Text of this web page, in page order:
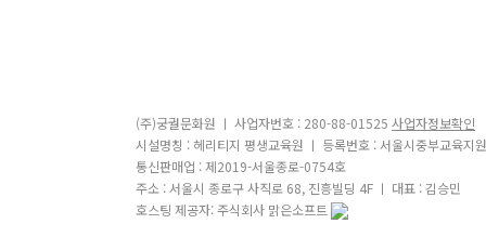
(주)궁궐문화원 ㅣ 사업자번호 : 280-88-01525 사업자정보확인
시설명칭 : 헤리티지 평생교육원 ㅣ 등록번호 : 서울시중부교육지
통신판매업 : 제2019-서울종로-0754호
주소 : 서울시 종로구 사직로 68, 진흥빌딩 4F ㅣ 대표 : 김승민
호스팅 제공자: 주식회사 맑은소프트